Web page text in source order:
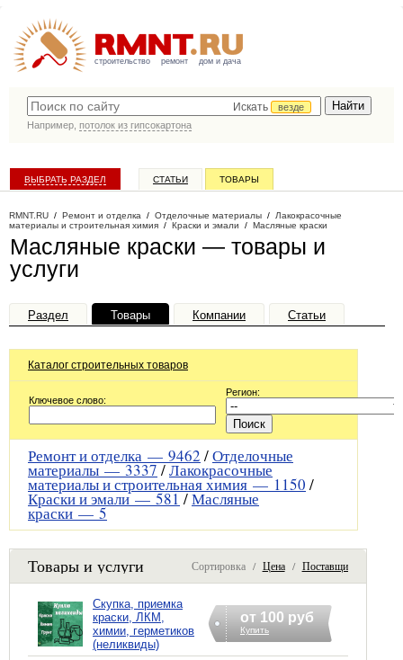
строительство ремонт дом и дача
Искать
везде
Например, потолок из гипсокартона
ВЫБРАТЬ РАЗДЕЛ СТАТЬИ ТОВАРЫ
RMNT.RU / Ремонт и отделка / Отделочные материалы / Лакокрасочные
материалы и строительная химия / Краски и эмали / Масляные краски
Масляные краски — товары и
услуги
Раздел Товары Компании Статьи
Каталог строительных товаров
Ключевое слово:
Регион:
Ремонт и отделка — 9462 /Отделочные
материалы —3337/Лакокрасочные
материалы и строительная химия —1150 /
Краски и эмали —581/Масляные
краски —5
Товары и услуги Сортировка / Цена/ Поставщик
Скупка, приемка
краски, ЛКМ,
химии, герметиков
(неликвиды)
от 100 руб
Купить